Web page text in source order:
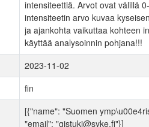
intensiteettiä. Arvot ovat välillä
intensiteetin arvo kuvaa
ja ajankohta vaikuttaa kohteen
käyttää analysoinnin pohjana!!!
2023-11-02
fin
[{"name": "Suomen
"email": "gistuki@syke.fi"}]